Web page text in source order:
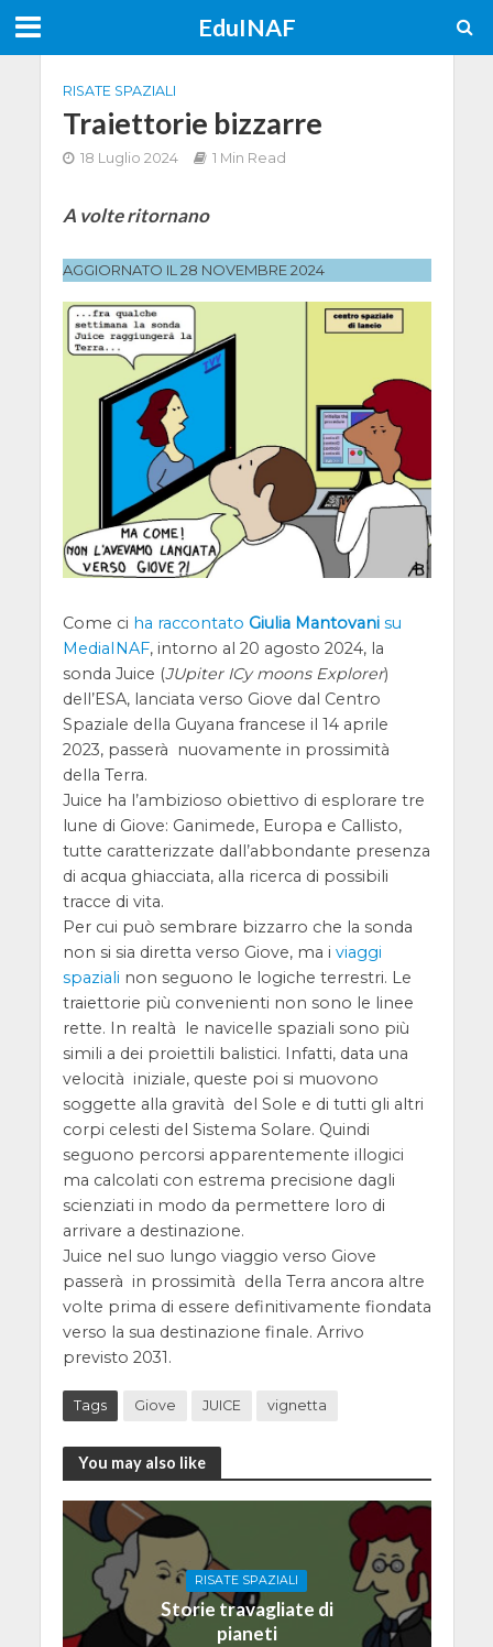
EduINAF
RISATE SPAZIALI
Traiettorie bizzarre
18 Luglio 2024 1 Min Read
A volte ritornano
AGGIORNATO IL 28 NOVEMBRE 2024
Come ci ha raccontato Giulia Mantovanisu
MediaINAF, intorno al 20 agosto 2024, la
sonda Juice (JUpiter ICy moons Explorer)
dell’ESA, lanciata verso Giove dal Centro
Spaziale della Guyana francese il 14 aprile
2023, passerà nuovamente in prossimità
della Terra.
Juice ha l’ambizioso obiettivo di esplorare tre
lune di Giove: Ganimede, Europa e Callisto,
tutte caratterizzate dall’abbondante presenza
di acqua ghiacciata, alla ricerca di possibili
tracce di vita.
Per cui può sembrare bizzarro che la sonda
non si sia diretta verso Giove, ma i viaggi
spaziali non seguono le logiche terrestri. Le
traiettorie più convenienti non sono le linee
rette. In realtà le navicelle spaziali sono più
simili a dei proiettili balistici. Infatti, data una
velocità iniziale, queste poi si muovono
soggette alla gravità del Sole e di tutti gli altri
corpi celesti del Sistema Solare. Quindi
seguono percorsi apparentemente illogici
ma calcolati con estrema precisione dagli
scienziati in modo da permettere loro di
arrivare a destinazione.
Juice nel suo lungo viaggio verso Giove
passerà in prossimità della Terra ancora altre
volte prima di essere definitivamente fiondata
verso la sua destinazione finale. Arrivo
previsto 2031.
Tags Giove JUICE vignetta
You may also like
RISATE SPAZIALI
Storie travagliate di
pianeti